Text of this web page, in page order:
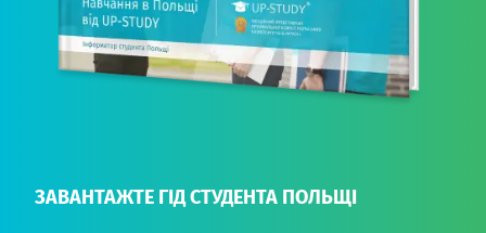
ЗАВАНТАЖТЕ ГІД СТУДЕНТА ПОЛЬЩІ